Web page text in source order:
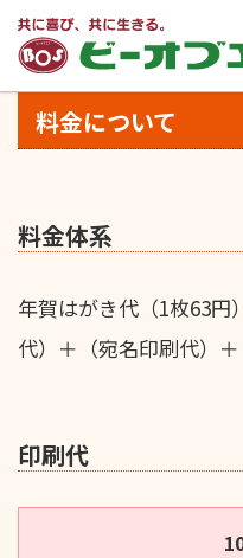
料金について
料金体系
年賀はがき代（1枚63
代）＋（宛名印刷代）
印刷代